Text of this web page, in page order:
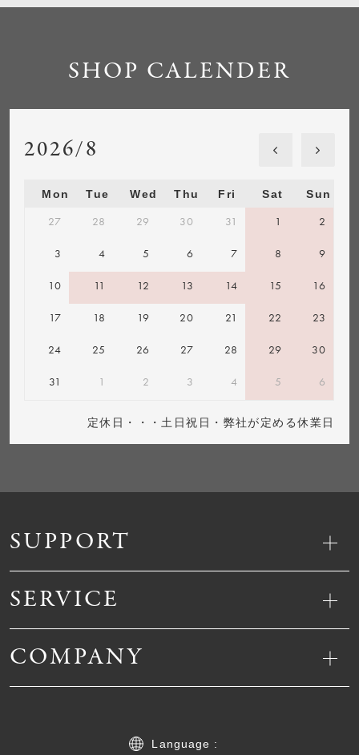
SUPPORT
SERVICE
COMPANY
Language :
SHOP CALENDER
2026/8
Mon Tue Wed Thu Fri Sat Sun
27 28 29 30 31 1 2
3 4 5 6 7 8 9
10 11 12 13 14 15 16
17 18 19 20 21 22 23
24 25 26 27 28 29 30
31 1 2 3 4 5 6
定休日・・・土日祝日・弊社が定める休業日